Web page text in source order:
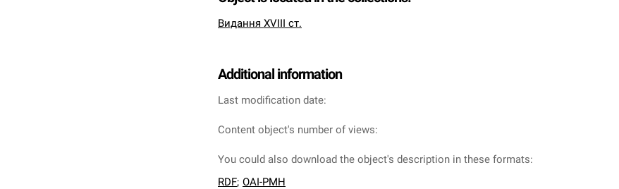
Видання XVIII ст.
Additional information
Last modification date:
Content object's number of views:
You could also download the object's description in these formats:
RDF; OAI-PMH